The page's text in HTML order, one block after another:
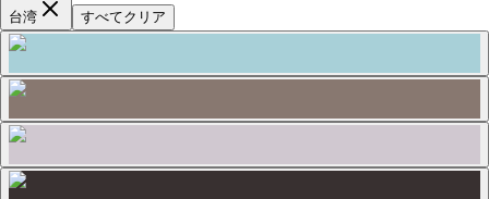
台湾 すべてクリア